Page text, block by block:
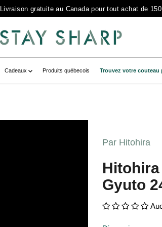
Livraison gratuite au Canada pour tout achat de
Cadeaux Produits québecois Trouvez votre couteau
Par Hitohira
Hitohira
Gyuto